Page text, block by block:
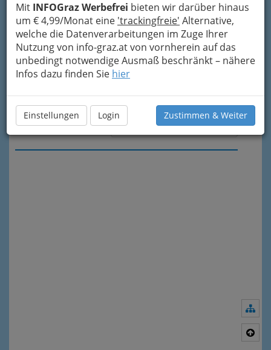
Mit INFOGraz Werbefrei bieten wir darüber hinaus
um € 4,99/Monat eine 'trackingfreie' Alternative,
welche die Datenverarbeitungen im Zuge Ihrer
Nutzung von info-graz.at von vornherein auf das
unbedingt notwendige Ausmaß beschränkt – nähere
Infos dazu finden Sie hier
Einstellungen Login Zustimmen & Weiter
Meine Nachricht senden